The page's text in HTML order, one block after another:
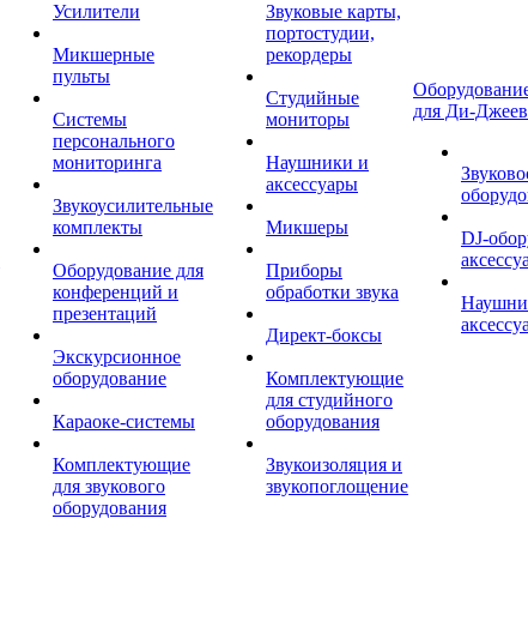
Усилители
Микшерные
пульты
Системы
персонального
мониторинга
Звукоусилительные
комплекты
Оборудование для
конференций и
презентаций
Экскурсионное
оборудование
Караоке-системы
Комплектующие
для звукового
оборудования
Звуковые карты,
портостудии,
рекордеры
Студийные
мониторы
Наушники и
аксессуары
Микшеры
Приборы
обработки звука
Директ-боксы
Комплектующие
для студийного
оборудования
Звукоизоляция и
звукопоглощение
для Ди-Джеев
DJ-